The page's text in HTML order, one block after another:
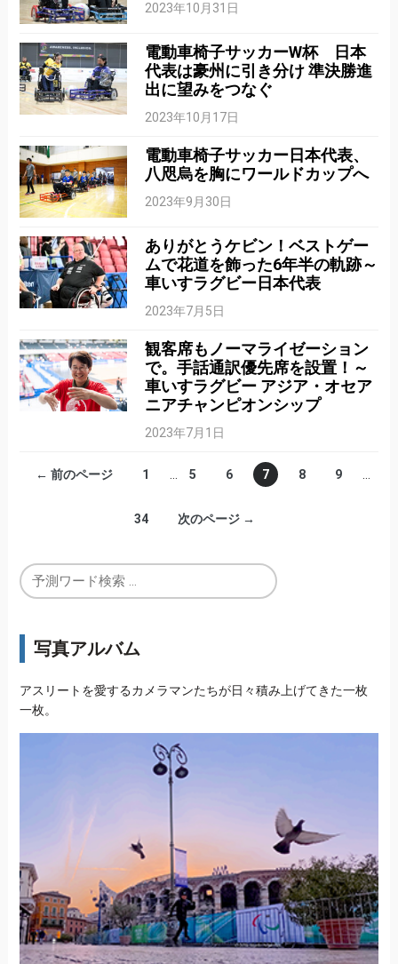
2023年10月31日
電動車椅子サッカーW杯 日本
代表は豪州に引き分け 準決勝進
出に望みをつなぐ
2023年10月17日
電動車椅子サッカー日本代表、
八咫烏を胸にワールドカップへ
2023年9月30日
ありがとうケビン！ベストゲー
ムで花道を飾った6年半の軌跡～
車いすラグビー日本代表
2023年7月5日
観客席もノーマライゼーション
で。手話通訳優先席を設置！～
車いすラグビー アジア・オセア
ニアチャンピオンシップ
2023年7月1日
← 前のページ 1 5 6 7 8 9
34 次のページ →
写真アルバム
アスリートを愛するカメラマンたちが日々積み上げてきた一枚
一枚。